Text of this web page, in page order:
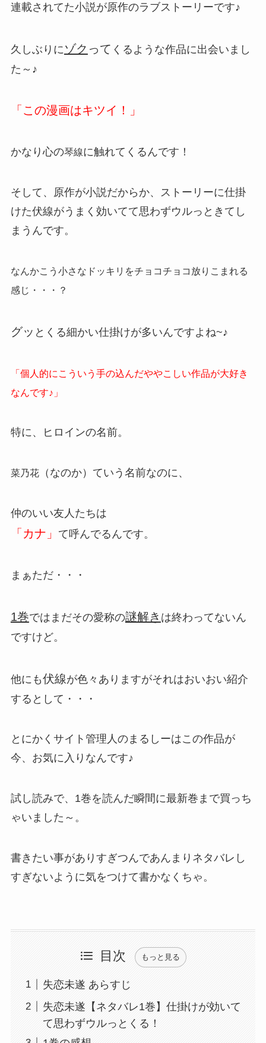
連載されてた小説が原作のラブストーリーです♪
久しぶりに ゾク って くるような作品に出会いまし
た～♪
「この漫画はキツイ！」
かなり心の琴線に触れてくるんです！
そして、原作が小説だからか、ストーリーに仕掛
けた伏線がうまく効いてて思わずウルっときてし
まうんです。
なんかこう小さなドッキリをチョコチョコ放りこまれる
感じ・・・？
グッ とくる細かい仕掛けが多いんですよね~♪
「個人的にこういう手の込んだややこしい作品が大好き
なんです♪」
特に、ヒロインの名前。
菜乃花（なのか）ていう名前なのに、
仲のいい友人たちは
「カナ」 て呼んでるんです。
まぁただ・・・
1巻ではまだその愛称の謎解き は終わってないん
ですけど。
他にも伏線が色々ありますがそれはおいおい紹介
するとして・・・
とにかくサイト管理人のまるしーはこの作品が
今、お気に入りなんです♪
試し読みで、1巻を読んだ瞬間に最新巻まで買っち
ゃいました～。
書きたい事がありすぎつんであんまりネタバレし
すぎないように気をつけて書かなくちゃ。
目次 もっと見る
失恋未遂 あらすじ
失恋未遂【ネタバレ1巻】仕掛けが効いて
て思わずウルっとくる！